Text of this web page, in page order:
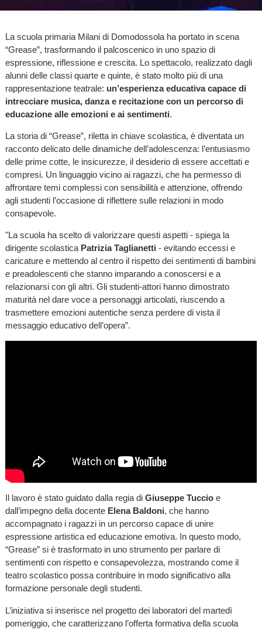
La scuola primaria Milani di Domodossola ha portato in scena
“Grease”, trasformando il palcoscenico in uno spazio di
espressione, riflessione e crescita. Lo spettacolo, realizzato dagli
alunni delle classi quarte e quinte, è stato molto più di una
rappresentazione teatrale: un’esperienza educativa capace di
intrecciare musica, danza e recitazione con un percorso di
educazione alle emozioni e ai sentimenti.
La storia di “Grease”, riletta in chiave scolastica, è diventata un
racconto delicato delle dinamiche dell’adolescenza: l’entusiasmo
delle prime cotte, le insicurezze, il desiderio di essere accettati e
compresi. Un linguaggio vicino ai ragazzi, che ha permesso di
affrontare temi complessi con sensibilità e attenzione, offrendo
agli studenti l’occasione di riflettere sulle relazioni in modo
consapevole.
"La scuola ha scelto di valorizzare questi aspetti - spiega la
dirigente scolastica Patrizia Taglianetti - evitando eccessi e
caricature e mettendo al centro il rispetto dei sentimenti di bambini
e preadolescenti che stanno imparando a conoscersi e a
relazionarsi con gli altri. Gli studenti-attori hanno dimostrato
maturità nel dare voce a personaggi articolati, riuscendo a
trasmettere emozioni autentiche senza perdere di vista il
messaggio educativo dell’opera”.
Il lavoro è stato guidato dalla regia di Giuseppe Tuccioe
dall’impegno della docente Elena Baldoni, che hanno
accompagnato i ragazzi in un percorso capace di unire
espressione artistica ed educazione emotiva. In questo modo,
“Grease” si è trasformato in uno strumento per parlare di
sentimenti con rispetto e consapevolezza, mostrando come il
teatro scolastico possa contribuire in modo significativo alla
formazione personale degli studenti.
L’iniziativa si inserisce nel progetto dei laboratori del martedì
pomeriggio, che caratterizzano l’offerta formativa della scuola